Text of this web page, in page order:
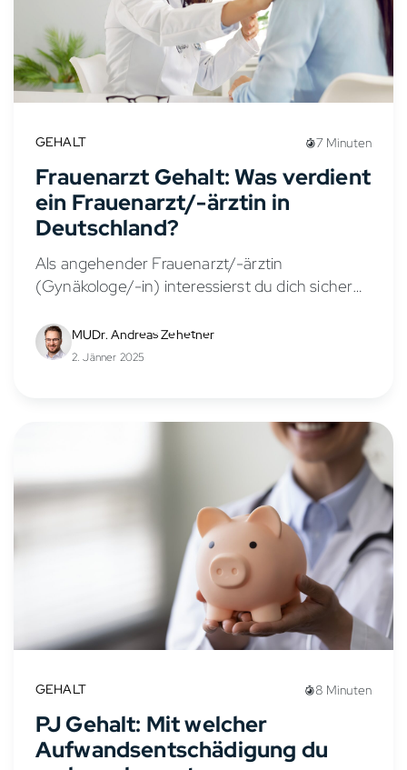
GEHALT 7 Minuten
Frauenarzt Gehalt: Was verdient
ein Frauenarzt/-ärztin in
Deutschland?
Als angehender Frauenarzt/-ärztin
(Gynäkologe/-in) interessierst du dich sicher
vielseitigen Fachbereich. Das Gehalt eines
Frauenarztes/-ärztin hängt von verschiedenen
MUDr. Andreas Zehetner
2. Jänner 2025
GEHALT 8 Minuten
PJ Gehalt: Mit welcher
Aufwandsentschädigung du